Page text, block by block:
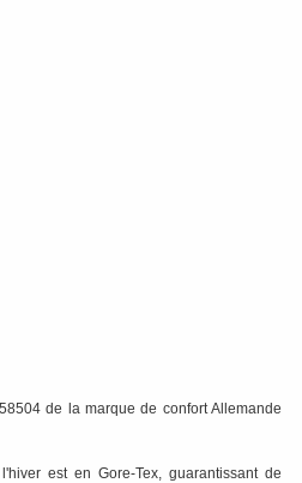
de la marque de confort Allemande
est en Gore-Tex, guarantissant de